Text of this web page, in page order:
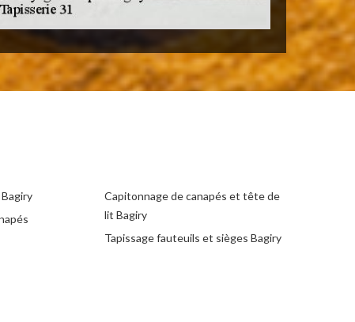
Capitonnage de canapés et tête de
lit Bagiry
Tapissage fauteuils et sièges Bagiry